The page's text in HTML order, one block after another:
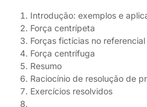
Introdução: exemplos e
Força centrípeta
Forças fictícias no
Força centrífuga
Resumo
Raciocínio de resolução de
Exercícios resolvidos